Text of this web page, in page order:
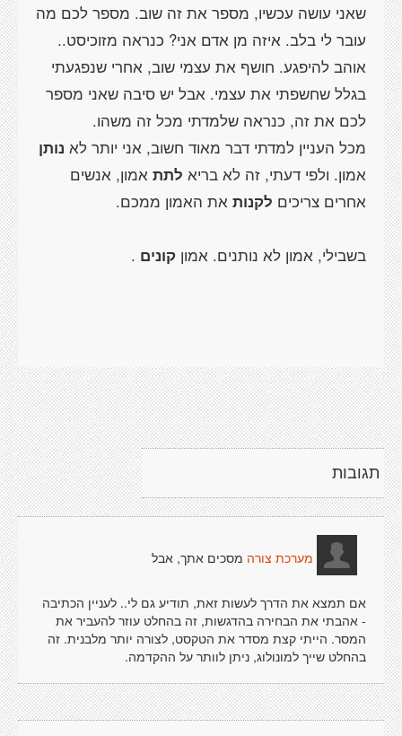
שאני עושה עכשיו, מספר את זה שוב. מספר לכם מה
עובר לי בלב. איזה מן אדם אני? כנראה מזוכיסט..
אוהב להיפגע. חושף את עצמי שוב, אחרי שנפגעתי
בגלל שחשפתי את עצמי. אבל יש סיבה שאני מספר
מכל העניין למדתי דבר מאוד חשוב, אני יותר לא נותן
אמון. ולפי דעתי, זה לא בריא לתת אמון, אנשים
אחרים צריכים לקנות
בשבילי, אמון לא נותנים. אמון קונים
תגובות
מערכת צורה מסכים אתך, אבל
אם תמצא את הדרך לעשות זאת, תודיע גם לי.. לעניין הכתיבה
- אהבתי את הבחירה בהדגשות, זה בהחלט עוזר להעביר את
המסר. הייתי קצת מסדר את הטקסט, לצורה יותר מלבנית. זה
בהחלט שייך למונולוג, ניתן לוותר על ההקדמה.